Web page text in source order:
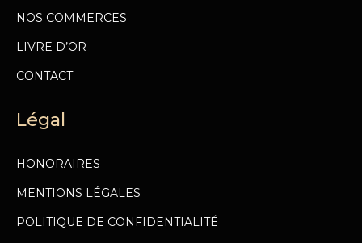
NOS COMMERCES
LIVRE D’OR
CONTACT
Légal
HONORAIRES
MENTIONS LÉGALES
POLITIQUE DE CONFIDENTIALITÉ